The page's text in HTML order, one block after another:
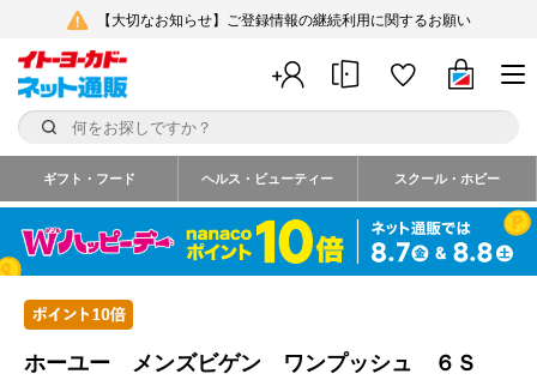
【大切なお知らせ】ご登録情報の継続利用に関するお願い
ギフト・フード ヘルス・ビューティー スクール・ホビー
ホーユー メンズビゲン ワンプッシュ ６Ｓ